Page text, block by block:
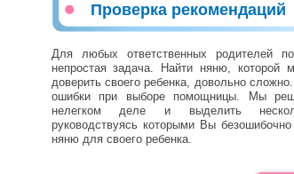
Проверка рекомендаций
Для любых ответственных родителей
непростая задача. Найти няню,
доверить своего ребенка, довольно
ошибки при выборе помощницы. Мы
нелегком деле и выделить
руководствуясь которыми Вы
няню для своего ребенка.